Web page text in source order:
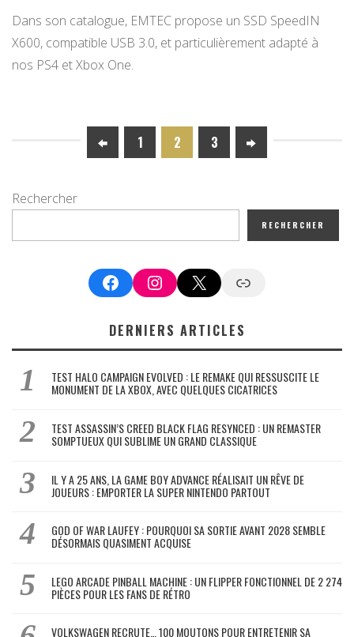
Dans son catalogue, EMTEC propose un SSD SpeedIN
X600, compatible USB 3.0, et particulièrement adapté à
nos PS4 et Xbox One.
1 2 3
Rechercher
RECHERCHER
FacebookInstagram
X Google News
DERNIERS ARTICLES
TEST HALO CAMPAIGN EVOLVED : LE REMAKE QUI RESSUSCITE LE
MONUMENT DE LA XBOX, AVEC QUELQUES CICATRICES
TEST ASSASSIN’S CREED BLACK FLAG RESYNCED : UN REMASTER
SOMPTUEUX QUI SUBLIME UN GRAND CLASSIQUE
IL Y A 25 ANS, LA GAME BOY ADVANCE RÉALISAIT UN RÊVE DE
JOUEURS : EMPORTER LA SUPER NINTENDO PARTOUT
GOD OF WAR LAUFEY : POURQUOI SA SORTIE AVANT 2028 SEMBLE
DÉSORMAIS QUASIMENT ACQUISE
LEGO ARCADE PINBALL MACHINE : UN FLIPPER FONCTIONNEL DE 2 274
PIÈCES POUR LES FANS DE RÉTRO
VOLKSWAGEN RECRUTE… 100 MOUTONS POUR ENTRETENIR SA